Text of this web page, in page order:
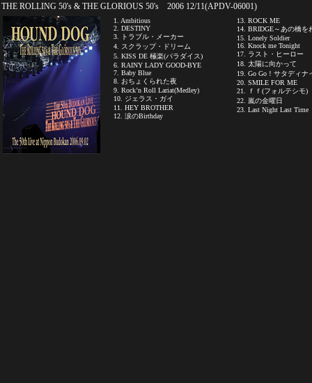
THE ROLLING 50's & THE GLORIOUS 50's 2006 12/11(APDV-06001)
1. Ambitious
2. DESTINY
3. トラブル・メーカー
4. スクラップ・ドリーム
5. KISS DE 極楽(パラダイス)
6. RAINY LADY GOOD-BYE
7. Baby Blue
8. おちょくられた夜
9. Rock’n Roll Lariat(Medley)
10. ジェラス・ガイ
11. HEY BROTHER
12. 涙のBirthday
13. ROCK ME
14. BRIDGE～あの橋を
15. Lonely Soldier
16. Knock me Tonight
17. ラスト・ヒーロー
18. 太陽に向かって
19. Go Go！サタディナ
20. SMILE FOR ME
21. ｆｆ(フォルテシモ)
22. 嵐の金曜日
23. Last Night Last Time